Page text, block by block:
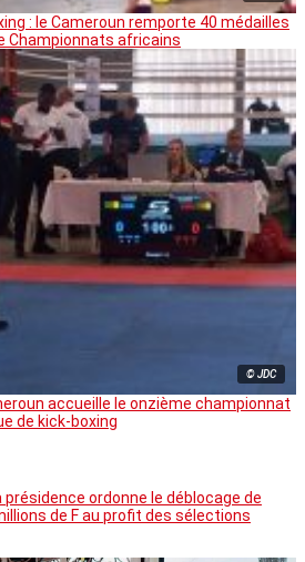
: le Cameroun remporte 40 médailles
Championnats africains
© JDC
accueille le onzième championnat
de kick-boxing
présidence ordonne le déblocage de
de F au profit des sélections